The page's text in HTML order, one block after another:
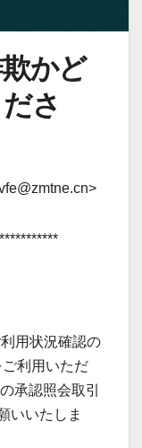
かど
さ
用状況確認の
利用いただ
承認照会取引
いいたしま